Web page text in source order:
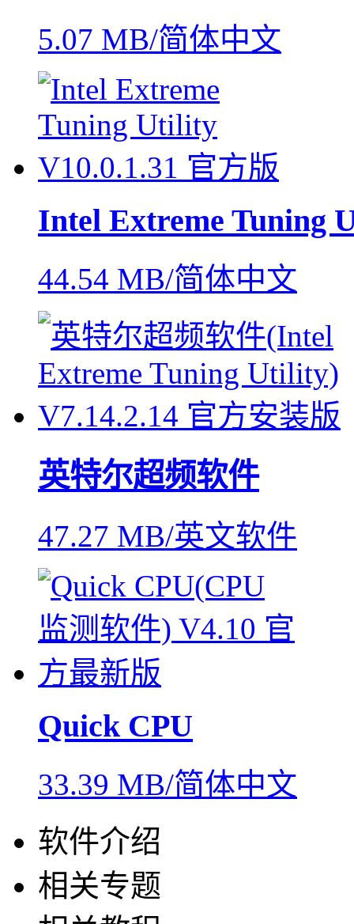
5.07 MB/简体中文
Intel Extreme Tuning
44.54 MB/简体中文
英特尔超频软件
47.27 MB/英文软件
Quick CPU
33.39 MB/简体中文
软件介绍
相关专题